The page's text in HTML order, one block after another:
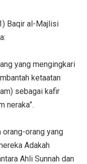
Baqir al-Majlisi
yang mengingkari
ketaatan
sebagai kafir
neraka”.
orang-orang yang
Adakah
Ahli Sunnah dan